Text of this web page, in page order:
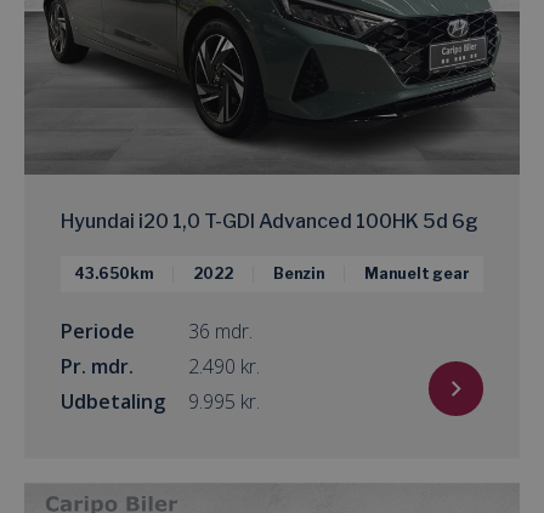
Hyundai i20 1,0 T-GDI Advanced 100HK 5d 6g
43.650km 2022 Benzin Manuelt gear
Periode
36 mdr.
Pr. mdr.
kr.
Udbetaling
kr.